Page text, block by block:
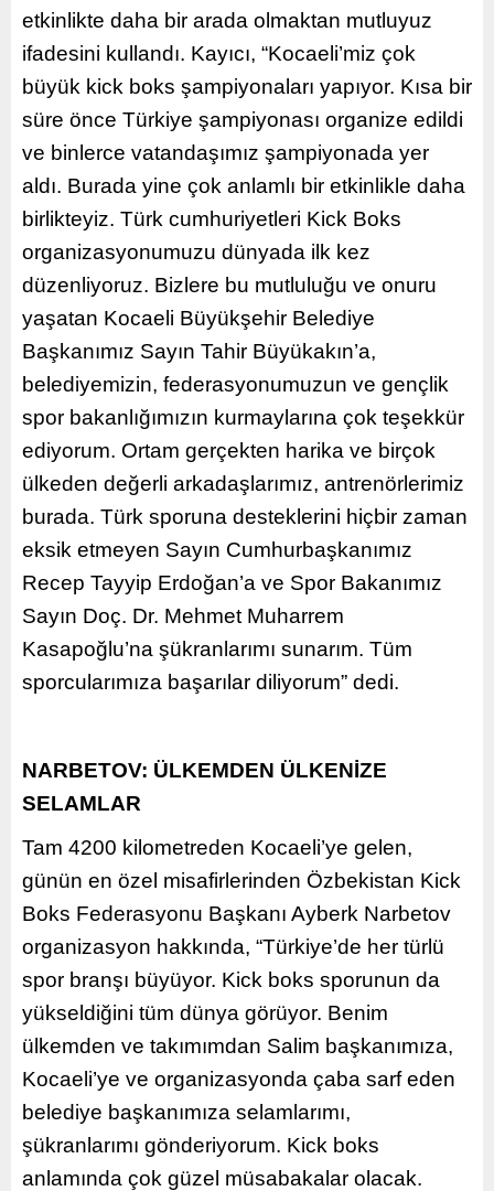
etkinlikte daha bir arada olmaktan mutluyuz
ifadesini kullandı. Kayıcı, “Kocaeli’miz çok
büyük kick boks şampiyonaları yapıyor. Kısa bir
süre önce Türkiye şampiyonası organize edildi
ve binlerce vatandaşımız şampiyonada yer
aldı. Burada yine çok anlamlı bir etkinlikle daha
birlikteyiz. Türk cumhuriyetleri Kick Boks
organizasyonumuzu dünyada ilk kez
düzenliyoruz. Bizlere bu mutluluğu ve onuru
yaşatan Kocaeli Büyükşehir Belediye
Başkanımız Sayın Tahir Büyükakın’a,
belediyemizin, federasyonumuzun ve gençlik
spor bakanlığımızın kurmaylarına çok teşekkür
ediyorum. Ortam gerçekten harika ve birçok
ülkeden değerli arkadaşlarımız, antrenörlerimiz
burada. Türk sporuna desteklerini hiçbir zaman
eksik etmeyen Sayın Cumhurbaşkanımız
Recep Tayyip Erdoğan’a ve Spor Bakanımız
Sayın Doç. Dr. Mehmet Muharrem
Kasapoğlu’na şükranlarımı sunarım. Tüm
sporcularımıza başarılar diliyorum” dedi.
NARBETOV: ÜLKEMDEN ÜLKENİZE
SELAMLAR
Tam 4200 kilometreden Kocaeli’ye gelen,
günün en özel misafirlerinden Özbekistan Kick
Boks Federasyonu Başkanı Ayberk Narbetov
organizasyon hakkında, “Türkiye’de her türlü
spor branşı büyüyor. Kick boks sporunun da
yükseldiğini tüm dünya görüyor. Benim
ülkemden ve takımımdan Salim başkanımıza,
Kocaeli’ye ve organizasyonda çaba sarf eden
belediye başkanımıza selamlarımı,
şükranlarımı gönderiyorum. Kick boks
anlamında çok güzel müsabakalar olacak.